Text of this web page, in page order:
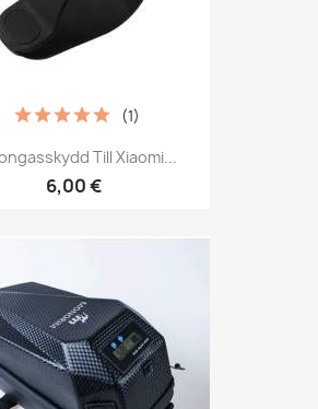
Till Xiaomi...
6,00 €
(1)